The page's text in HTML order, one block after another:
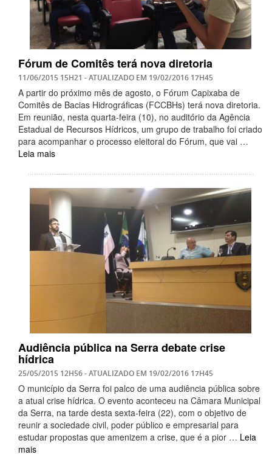
Fórum de Comitês terá nova diretoria
11/06/2015 15H21 - ATUALIZADO EM 19/02/2016 17H45
A partir do próximo mês de agosto, o Fórum Capixaba de
Comitês de Bacias Hidrográficas (FCCBHs) terá nova diretoria.
Em reunião, nesta quarta-feira (10), no auditório da Agência
Estadual de Recursos Hídricos, um grupo de trabalho foi criado
para acompanhar o processo eleitoral do Fórum, que vai …
Leia mais
Audiência pública na Serra debate crise
hídrica
25/05/2015 12H56- ATUALIZADO EM 19/02/2016 17H45
O município da Serra foi palco de uma audiência pública sobre
a atual crise hídrica. O evento aconteceu na Câmara Municipal
da Serra, na tarde desta sexta-feira (22), com o objetivo de
reunir a sociedade civil, poder público e empresarial para
estudar propostas que amenizem a crise, que é a pior … Leia
mais